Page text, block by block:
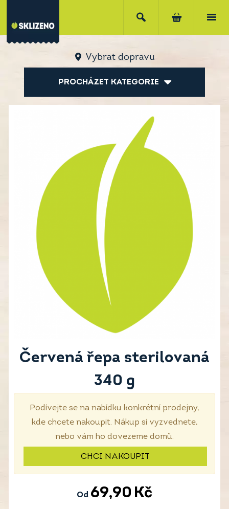
Vybrat dopravu
PROCHÁZET KATEGORIE
Červená řepa sterilovaná
340 g
Podívejte se na nabídku konkrétní prodejny,
kde chcete nakoupit. Nákup si vyzvednete,
nebo vám ho dovezeme domů.
CHCI NAKOUPIT
Od 69,90 Kč